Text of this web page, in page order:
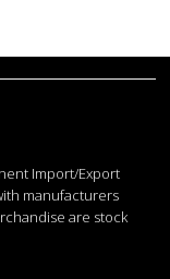
Import/Export
manufacturers
are stock